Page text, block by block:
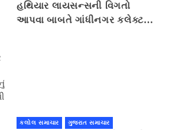
હથિયાર લાયસન્સની વિગતો
આપવા બાબતે ગાંધીનગર કલેક્ટર
કલોલ સમાચાર ગુજરાત સમાચાર